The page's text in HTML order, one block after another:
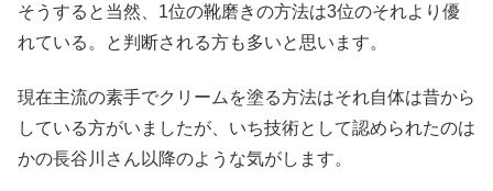
そうすると当然、1位の靴磨きの方法は3位のそれより優
れている。と判断される方も多いと思います。
現在主流の素手でクリームを塗る方法はそれ自体は昔から
している方がいましたが、いち技術として認められたのは
かの長谷川さん以降のような気がします。